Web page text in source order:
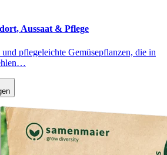
Aussaat & Pflege
pflegeleichte Gemüsepflanzen, die in